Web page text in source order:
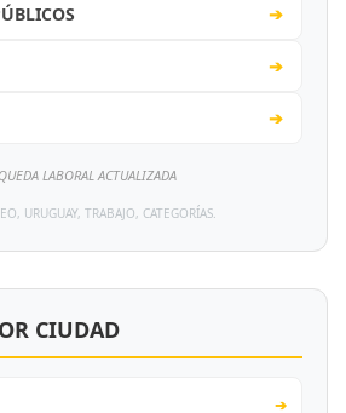
➔
➔
➔
LABORAL ACTUALIZADA
URUGUAY, TRABAJO, CATEGORÍAS.
CIUDAD
➔